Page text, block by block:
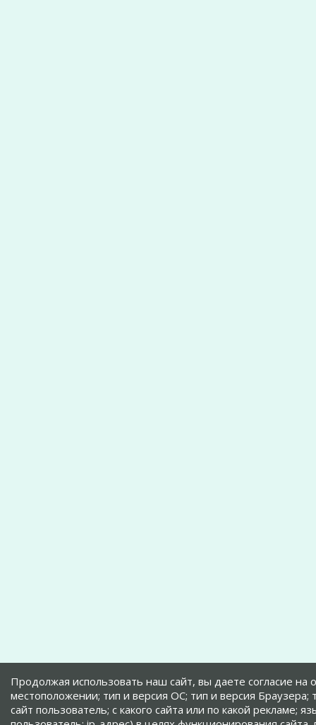
Продолжая использовать наш сайт, вы даете согласие на
местоположении; тип и версия ОС; тип и версия
сайт пользователь; с какого сайта или по какой рекламе;